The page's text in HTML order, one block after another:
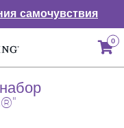
самочувствия
0